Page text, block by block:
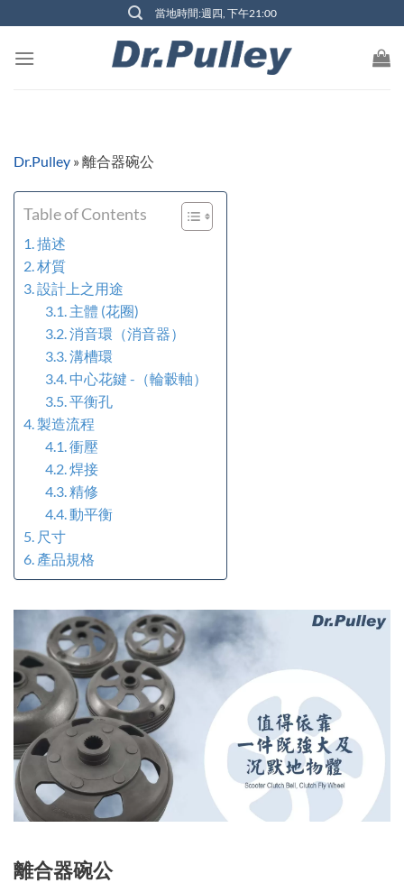
content
當地時間:週四, 下午21:00
Dr.Pulley »離合器碗公
Table of Contents
描述
材質
設計上之用途
主體 (花圈)
消音環（消音器）
溝槽環
中心花鍵 -（輪轂軸）
平衡孔
製造流程
衝壓
焊接
精修
動平衡
尺寸
產品規格
離合器碗公